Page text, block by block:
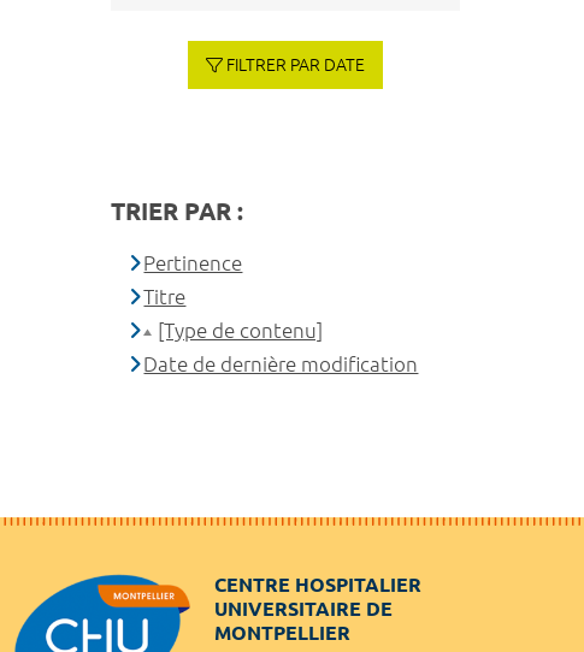
FILTRER PAR DATE
TRIER PAR :
Pertinence
Titre
[Type de contenu]
Date de dernière modification
CENTRE HOSPITALIER
UNIVERSITAIRE DE
MONTPELLIER